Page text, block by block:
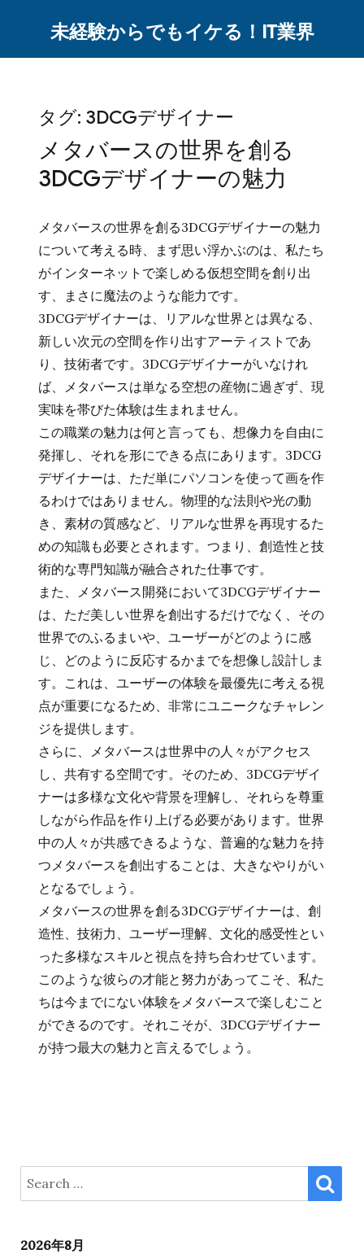
未経験からでもイケる！IT業界
タグ: 3DCGデザイナー
メタバースの世界を創る
3DCGデザイナーの魅力
メタバースの世界を創る3DCGデザイナーの魅力
について考える時、まず思い浮かぶのは、私たち
がインターネットで楽しめる仮想空間を創り出
す、まさに魔法のような能力です。
3DCGデザイナーは、リアルな世界とは異なる、
新しい次元の空間を作り出すアーティストであ
り、技術者です。3DCGデザイナーがいなけれ
ば、メタバースは単なる空想の産物に過ぎず、現
実味を帯びた体験は生まれません。
この職業の魅力は何と言っても、想像力を自由に
発揮し、それを形にできる点にあります。3DCG
デザイナーは、ただ単にパソコンを使って画を作
るわけではありません。物理的な法則や光の動
き、素材の質感など、リアルな世界を再現するた
めの知識も必要とされます。つまり、創造性と技
術的な専門知識が融合された仕事です。
また、メタバース開発において3DCGデザイナー
は、ただ美しい世界を創出するだけでなく、その
世界でのふるまいや、ユーザーがどのように感
じ、どのように反応するかまでを想像し設計しま
す。これは、ユーザーの体験を最優先に考える視
点が重要になるため、非常にユニークなチャレン
ジを提供します。
さらに、メタバースは世界中の人々がアクセス
し、共有する空間です。そのため、3DCGデザイ
ナーは多様な文化や背景を理解し、それらを尊重
しながら作品を作り上げる必要があります。世界
中の人々が共感できるような、普遍的な魅力を持
つメタバースを創出することは、大きなやりがい
となるでしょう。
メタバースの世界を創る3DCGデザイナーは、創
造性、技術力、ユーザー理解、文化的感受性とい
った多様なスキルと視点を持ち合わせています。
このような彼らの才能と努力があってこそ、私た
ちは今までにない体験をメタバースで楽しむこと
ができるのです。それこそが、3DCGデザイナー
が持つ最大の魅力と言えるでしょう。
Search
for:
2026年8月